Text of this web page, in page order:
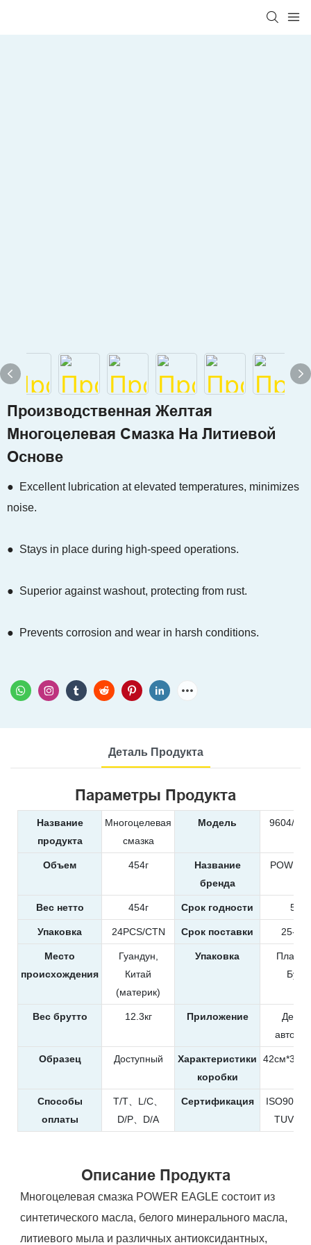
Производственная Желтая
Многоцелевая Смазка На Литиевой
Основе
● Excellent lubrication at elevated temperatures, minimizes
noise.
● Stays in place during high-speed operations.
● Superior against washout, protecting from rust.
● Prevents corrosion and wear in harsh conditions.
Деталь Продукта
Параметры Продукта
Название
продукта
Многоцелевая
смазка
Модель 9604/
Объем 454г
Название
бренда
POWER
Вес нетто 454г Срок годности 5
Упаковка 24PCS/CTN Срок поставки 25-
Место
происхождения
Гуандун,
Китай
(материк)
Упаковка
Вес брутто 12.3кг Приложение
Образец Доступный
Характеристики
коробки
Способы
оплаты
T/T、L/C、
D/P、D/A
Сертификация
ISO9001
TUV、
Описание Продукта
Многоцелевая смазка POWER EAGLE состоит из
синтетического масла, белого минерального масла,
литиевого мыла и различных антиоксидантных,